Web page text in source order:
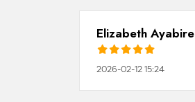
Elizabeth Ayabire
2026-02-12 15:24